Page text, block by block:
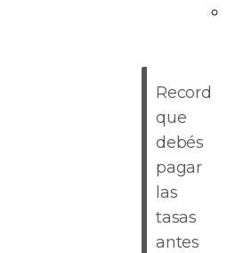
Recordá
que
debés
pagar
las
tasas
antes